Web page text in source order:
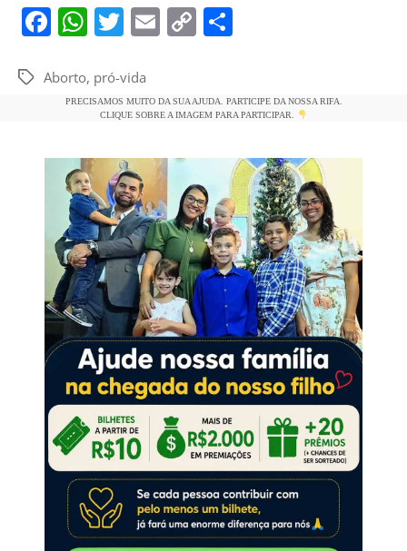
F
c
e
o
o
k
W
at
s
p
p
T
itt
er
E
l
C
y
n
k
e
TagsAborto, pró-vida
PRECISAMOS MUITO DA SUA AJUDA. PARTICIPE DA NOSSA RIFA.
CLIQUE SOBRE A IMAGEM PARA PARTICIPAR.